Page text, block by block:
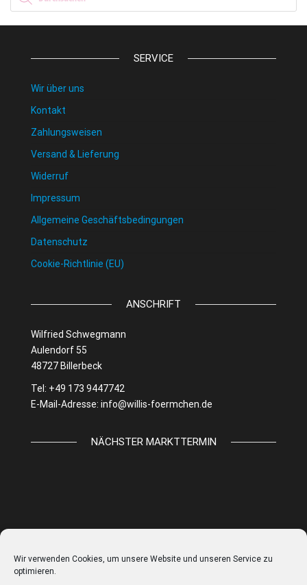
Wir verwenden Cookies, um unsere Website und unseren Service zu
optimieren.
SERVICE
Wir über uns
Kontakt
Zahlungsweisen
Versand & Lieferung
Widerruf
Impressum
Allgemeine Geschäftsbedingungen
Datenschutz
Cookie-Richtlinie (EU)
ANSCHRIFT
Wilfried Schwegmann
Aulendorf 55
48727 Billerbeck
Tel: +49 173 9447742
E-Mail-Adresse: info@willis-foermchen.de
NÄCHSTER MARKTTERMIN